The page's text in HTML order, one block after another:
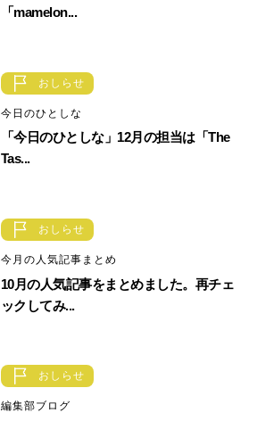
「mamelon...
おしらせ
今日のひとしな
「今日のひとしな」12月の担当は「The
Tas...
おしらせ
今月の人気記事まとめ
10月の人気記事をまとめました。再チェ
ックしてみ...
おしらせ
編集部ブログ